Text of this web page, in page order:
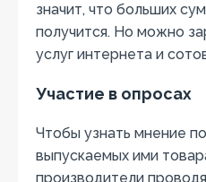
значит, что больших
получится. Но можно
услуг интернета и
Участие в опросах
Чтобы узнать мнение
выпускаемых ими
производители